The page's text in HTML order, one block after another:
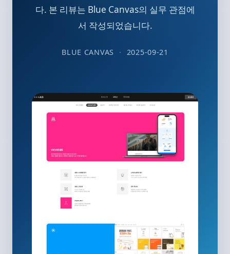
다. 본 리뷰는 Blue Canvas의 실무 관점에
서 작성되었습니다.
BLUE CANVAS 2025-09-21